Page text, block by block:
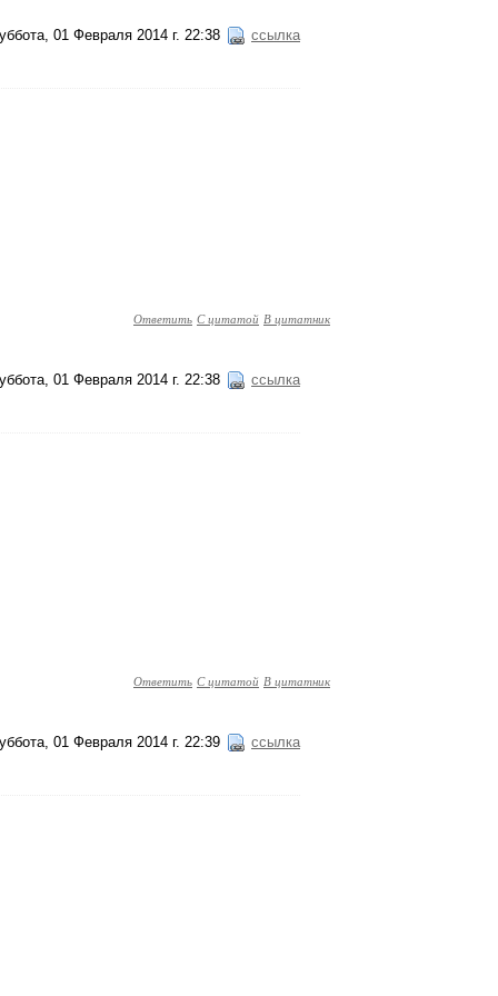
01 Февраля 2014 г. 22:38 ссылка
Ответить С цитатой В цитатник
01 Февраля 2014 г. 22:38 ссылка
Ответить С цитатой В цитатник
01 Февраля 2014 г. 22:39 ссылка